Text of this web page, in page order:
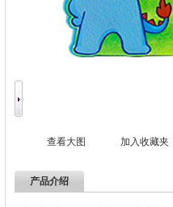
查看大图 加入收藏夹
产品介绍